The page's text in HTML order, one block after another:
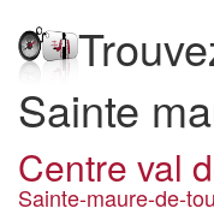
Sainte
Centre val
Sainte-maure-de-